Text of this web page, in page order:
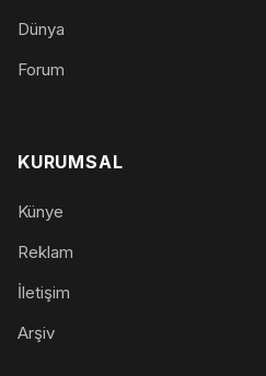
Dünya
Forum
KURUMSAL
Künye
Reklam
İletişim
Arşiv